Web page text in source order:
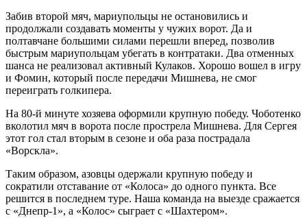
Забив второй мяч, мариупольцы не остановились и
продолжали создавать моменты у чужих ворот. Да и
полтавчане большими силами перешли вперед, позволив
быстрым мариупольцам убегать в контратаки. Два отменных
шанса не реализовал активный Кулаков. Хорошо вошел в игру
и Фомин, который после передачи Мишнева, не смог
переиграть голкипера.
На 80-й минуте хозяева оформили крупную победу. Чоботенко
вколотил мяч в ворота после прострела Мишнева. Для Сергея
этот гол стал вторым в сезоне и оба раза пострадала
«Ворскла».
Таким образом, азовцы одержали крупную победу и
сократили отставание от «Колоса» до одного пункта. Все
решится в последнем туре. Наша команда на выезде сражается
с «Днепр-1», а «Колос» сыграет с «Шахтером».